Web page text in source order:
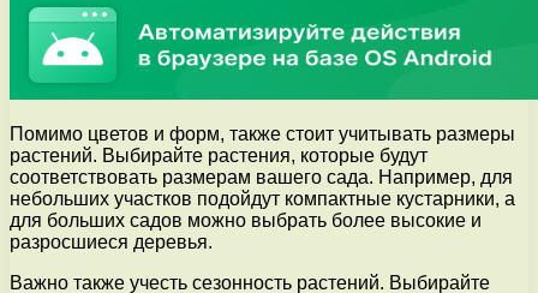
Помимо цветов и форм, также стоит учитывать размеры
растений. Выбирайте растения, которые будут
соответствовать размерам вашего сада. Например, для
небольших участков подойдут компактные кустарники, а
для больших садов можно выбрать более высокие и
разросшиеся деревья.
Важно также учесть сезонность растений. Выбирайте